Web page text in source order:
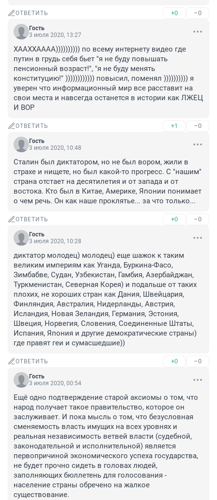
ОТВЕТИТЬ +0 –0
Гость
3 июля 2020, 13:27
ХААХХАААА)))))))))) по всему интернету видео где
путин в грудь себя бьет "я не буду повышать
пенсионный возраст!", "я не буду менять
конституцию!" )))))))))))) повысил, поменял )))))))))) я
уверен что информационный мир все расставит на
свои места и навсегда останется в истории как ЛЖЕЦ
И ВОР
ОТВЕТИТЬ +1 –0
Гость
3 июля 2020, 10:48
Сталин был диктатором, но не был вором, жили в
страхе и нищете, но был какой-то прогресс. С "нашим"
страна отстает на десятилетия и от запада и от
востока. Кто был в Китае, Америке, Японии понимает
о чем речь. Он как наше проклятье... за что только...
ОТВЕТИТЬ +0 –0
Гость
3 июля 2020, 10:28
диктатор молодец) молодец) еще шажок к таким
великим империям как Уганда, Буркина-Фасо,
Зимбабве, Судан, Узбекистан, Гамбия, Азербайджан,
Туркменистан, Северная Корея) и подальше от таких
плохих, не хороших стран как Дания, Швейцария,
Финляндия, Австралия, Нидерланды, Австрия,
Исландия, Новая Зеландия, Германия, Эстония,
Швеция, Норвегия, Словения, Соединенные Штаты,
Испания, Япония и другие демократические страны)
где правят геи и сумасшедшие))
ОТВЕТИТЬ +0 –0
Гость
3 июля 2020, 00:54
Ещё одно подтверждение старой аксиомы о том, что
народ получает такое правительство, которое он
заслуживает. И пока мысль о том, что безусловная
сменяемость власть имущих на всех уровнях и
реальная независимость ветвей власти (судебной,
законодательной и исполнительной) является
первопричиной экономического успеха государства,
не будет прочно сидеть в головах людей,
заполняющих бюллетень для голосования -
население страны обречено на жалкое
существование.